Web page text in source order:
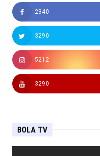
2340
3290
5212
3290
BOLA TV